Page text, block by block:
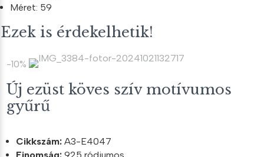
Méret: 59
Ezek is érdekelhetik!
-10%
Új ezüst köves szív motívumos
gyűrű
Cikkszám: A3-E4047